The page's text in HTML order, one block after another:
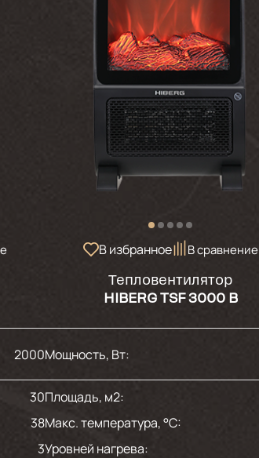
2000
30
38
3
В избранное В сравнение
Тепловентилятор
HIBERG TSF 3000 B
Мощность, Вт:
Площадь, м2:
Макс. температура, °С:
Уровней нагрева: